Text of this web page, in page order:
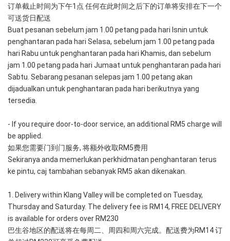
订单截止时间为下午1点 任何在此时间之后下的订单将安排在下一个
可送货日配送
Buat pesanan sebelum jam 1.00 petang pada hari Isnin untuk
penghantaran pada hari Selasa, sebelum jam 1.00 petang pada
hari Rabu untuk penghantaran pada hari Khamis, dan sebelum
jam 1.00 petang pada hari Jumaat untuk penghantaran pada hari
Sabtu. Sebarang pesanan selepas jam 1.00 petang akan
dijadualkan untuk penghantaran pada hari berikutnya yang
tersedia.
- If you require door-to-door service, an additional RM5 charge will
be applied.
如果您需要门到门服务, 将额外收取RM5费用
Sekiranya anda memerlukan perkhidmatan penghantaran terus
ke pintu, caj tambahan sebanyak RM5 akan dikenakan.
1. Delivery within Klang Valley will be completed on Tuesday,
Thursday and Saturday. The delivery fee is RM14, FREE DELIVERY
is available for orders over RM230
巴生谷地区的配送将在每周二、周四和周六完成。配送费为RM14 订